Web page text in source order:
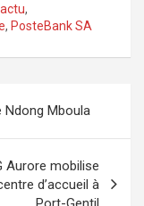
,
, PosteBank SA
Ndong Mboula
Aurore mobilise
d’accueil à